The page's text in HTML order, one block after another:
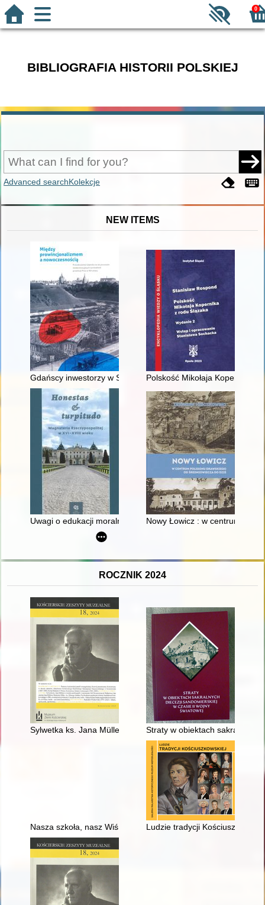
0
BIBLIOGRAFIA HISTORII POLSKIEJ
Advanced searchKolekcje
NEW ITEMS
Gdańscy inwestorzy w Sopocie : prestiż finansowy i
Polskość Mikołaja Kopernika z
Uwagi o edukacji moralnej synów szlacheckich w XVI-
Nowy Łowicz : w centrum
ROCZNIK 2024
Sylwetka ks. Jana Müllera w świetle autobiografii i wspomnień
Straty w obiektach sakralnych
Nasza szkoła, nasz Wiśniew : publikacja jubileuszowa z okazji
Ludzie tradycji